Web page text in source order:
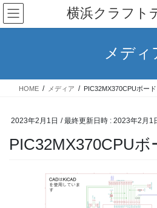
コ
ン
テ
ス
ナ
ビ
ゲ
ン
横浜クラフト
メディ
HOME メディア PIC32MX370CPUボード
2023年2月1日 / 最終更新日時 : 2023年2月1
PIC32MX370CPUボ